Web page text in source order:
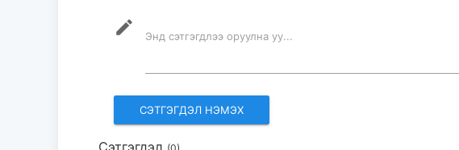
mode_edit Энд сэтгэгдлээ оруулна уу...
Сэтгэгдэл